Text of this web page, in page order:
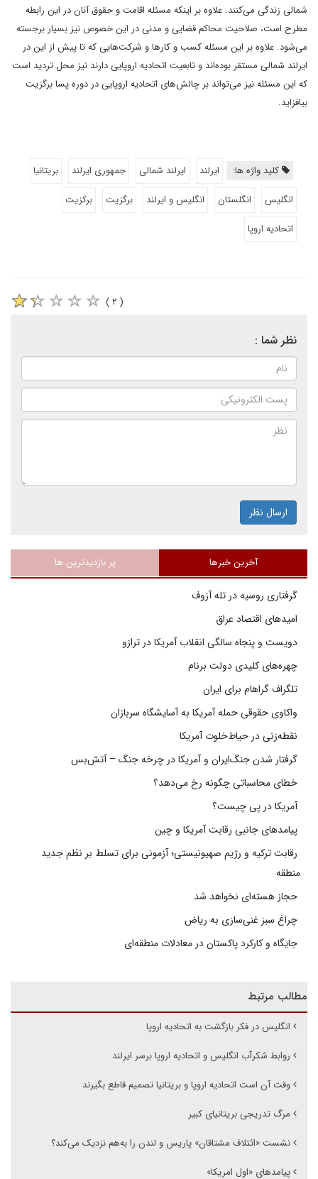
شمالی زندگی می‌کنند. علاوه بر اینکه مسئله‌ اقامت و حقوق آنان در این رابطه
مطرح است، صلاحیت محاکم قضایی و مدنی در این خصوص نیز بسیار برجسته
می‌شود. علاوه بر این مسئله کسب و کارها و شرکت‌هایی که تا پیش از این در
ایرلند شمالی مستقر بوده‌اند و تابعیت اتحادیه اروپایی دارند نیز محل تردید است
که این مسئله نیز می‌تواند بر چالش‌های اتحادیه اروپایی در دوره پسا برگزیت
بیافزاید.
کلید واژه ها: ایرلند ایرلند شمالی جمهوری ایرلند
بریتانیا
انگلیس
انگلستان انگلیس و ایرلند برگزیت
برکزیت
اتحادیه اروپا
( ۲ )
نظر شما :
ارسال نظر
آخرین خبرها پر بازدیدترین ها
گرفتاری روسیه در تله آزوف
امیدهای اقتصاد عراق
دویست و پنجاه سالگی انقلاب آمریکا در ترازو
چهره‌های کلیدی دولت برنام
تلگراف گراهام برای ایران
واکاوی حقوقی حمله آمریکا به آسایشگاه سربازان
نقطه‌زنی در حیاط‌خلوت آمریکا
گرفتار شدن جنگ‌ایران و آمریکا در چرخه جنگ – آتش‌بس
خطای محاسباتی چگونه رخ می‌دهد؟
آمریکا در پی چیست؟
پیامدهای جانبی رقابت آمریکا و چین
رقابت ترکیه و رژیم صهیونیستی؛ آزمونی برای تسلط بر نظم جدید
منطقه
حجاز هسته‌ای نخواهد شد
چراغ سبز غنی‌سازی به ریاض
جایگاه و کارکرد پاکستان در معادلات منطقه‌ای
مطالب مرتبط
انگلیس در فکر بازگشت به اتحادیه اروپا
روابط شکرآب انگلیس و اتحادیه اروپا برسر ایرلند
وقت آن است اتحادیه اروپا و بریتانیا تصمیم قاطع بگیرند
مرگ تدریجی بریتانیای کبیر
نشست «ائتلاف مشتاقان» پاریس و لندن را به‌هم نزدیک می‌کند؟
پیامدهای «اول امریکا»